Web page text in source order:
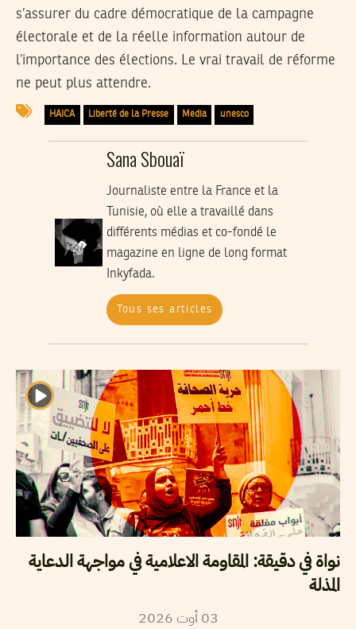
s’assurer du cadre démocratique de la campagne
électorale et de la réelle information autour de
l’importance des élections. Le vrai travail de réforme
ne peut plus attendre.
HAICA Liberté de la Presse Media unesco
Sana Sbouaï
Journaliste entre la France et la
Tunisie, où elle a travaillé dans
différents médias et co-fondé le
magazine en ligne de long format
Inkyfada.
Tous ses articles
نواة في دقيقة: المقاومة الاعلامية في مواجهة الدعاية
المذلة
03 أوت2026